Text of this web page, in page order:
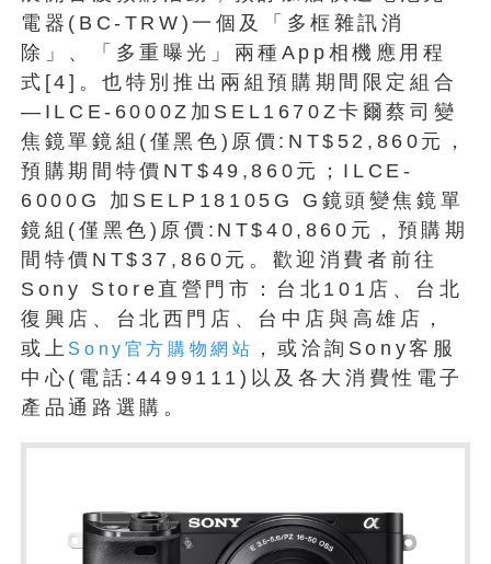
電器(BC-TRW)一個及「多框雜訊消
除」、「多重曝光」兩種App相機應用程
式[4]。也特別推出兩組預購期間限定組合
—ILCE-6000Z加SEL1670Z卡爾蔡司變
焦鏡單鏡組(僅黑色)原價:NT$52,860元，
預購期間特價NT$49,860元；ILCE-
6000G 加SELP18105G G鏡頭變焦鏡單
鏡組(僅黑色)原價:NT$40,860元，預購期
間特價NT$37,860元。歡迎消費者前往
Sony Store直營門市：台北101店、台北
復興店、台北西門店、台中店與高雄店，
或上 Sony官方購物網站
，或洽詢Sony客服
中心(電話:4499111)以及各大消費性電子
產品通路選購。